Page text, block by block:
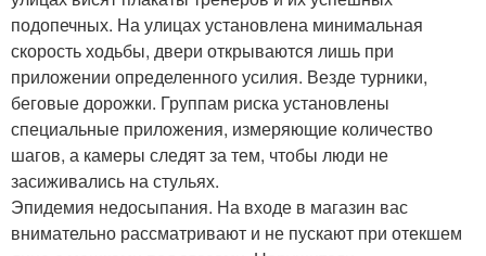
подопечных. На улицах установлена минимальная
скорость ходьбы, двери открываются лишь при
приложении определенного усилия. Везде турники,
беговые дорожки. Группам риска установлены
специальные приложения, измеряющие количество
шагов, а камеры следят за тем, чтобы люди не
засиживались на стульях.
Эпидемия недосыпания. На входе в магазин вас
внимательно рассматривают и не пускают при отекшем